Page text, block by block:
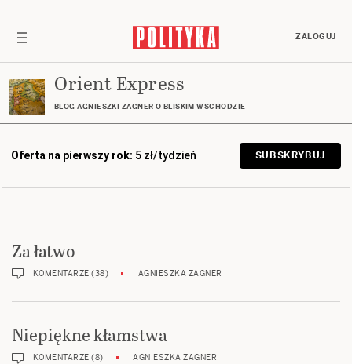
ZALOGUJ
Orient Express
BLOG AGNIESZKI ZAGNER O BLISKIM WSCHODZIE
Oferta na pierwszy rok: 5 zł/tydzień SUBSKRYBUJ
Za łatwo
KOMENTARZE (38) AGNIESZKA ZAGNER
Niepiękne kłamstwa
KOMENTARZE (8) AGNIESZKA ZAGNER